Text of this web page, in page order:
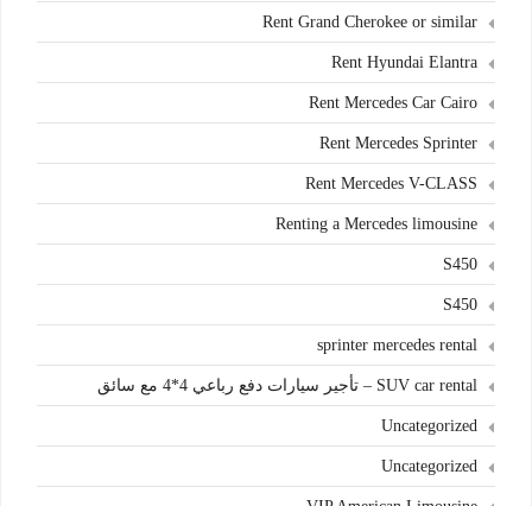
Rent Grand Cherokee or similar
Rent Hyundai Elantra
Rent Mercedes Car Cairo
Rent Mercedes Sprinter
Rent Mercedes V-CLASS
Renting a Mercedes limousine
S450
S450
sprinter mercedes rental
SUV car rental – تأجير سيارات دفع رباعي 4*4 مع سائق
Uncategorized
Uncategorized